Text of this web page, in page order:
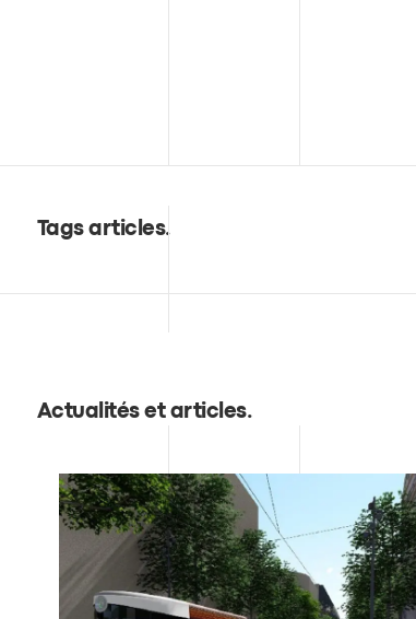
Tags articles.
Actualités et articles.